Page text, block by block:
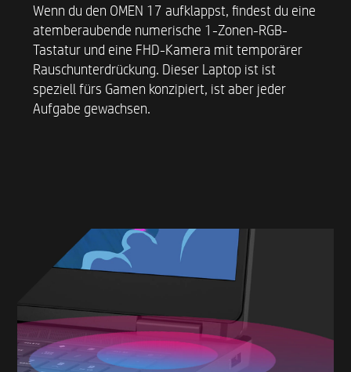
Wenn du den OMEN 17 aufklappst, findest du eine
atemberaubende numerische 1-Zonen-RGB-
Tastatur und eine FHD-Kamera mit temporärer
Rauschunterdrückung. Dieser Laptop ist ist
speziell fürs Gamen konzipiert, ist aber jeder
Aufgabe gewachsen.